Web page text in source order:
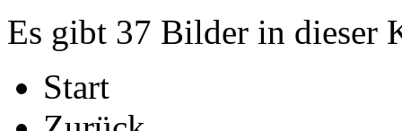
Es gibt 37 Bilder in dieser
Start